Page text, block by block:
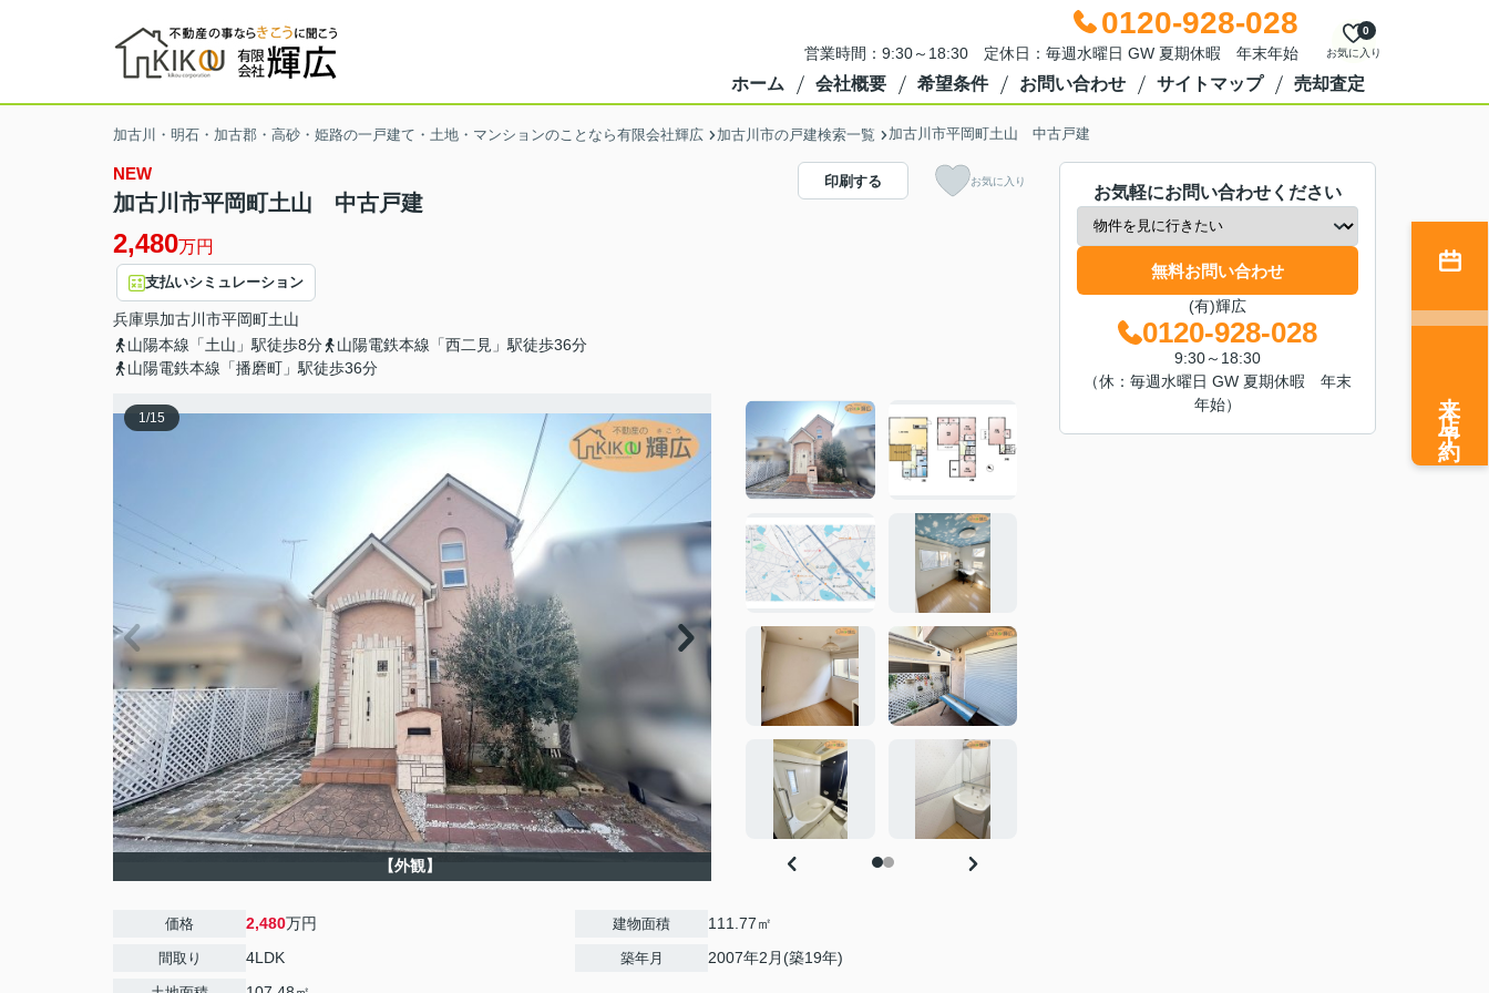
0120-928-028
営業時間：9:30～18:30 定休日：毎週水曜日 GW 夏期休暇 年末年始 お気に入り
0
ホーム 会社概要 希望条件 お問い合わせ サイトマップ 売却査定
加古川・明石・加古郡・高砂・姫路の一戸建て・土地・マンションのことなら有限会社輝広 加古川市の戸建検索一覧 加古川市平岡町土山 中古戸建
NEW
加古川市平岡町土山 中古戸建
2,480万円
支払いシミュレーション
兵庫県加古川市平岡町土山
山陽本線「土山」駅徒歩8分
山陽電鉄本線「西二見」駅徒歩36分
山陽電鉄本線「播磨町」駅徒歩36分
印刷する お気に入り
1/15
【外観】
価格 2,480万円
間取り 4LDK
建物面積 111.77㎡
築年月 2007年2月(築19年)
お気軽にお問い合わせください
無料お問い合わせ
(有)輝広
0120-928-028
9:30～18:30
（休：毎週水曜日 GW 夏期休暇 年末
年始）
来店予約